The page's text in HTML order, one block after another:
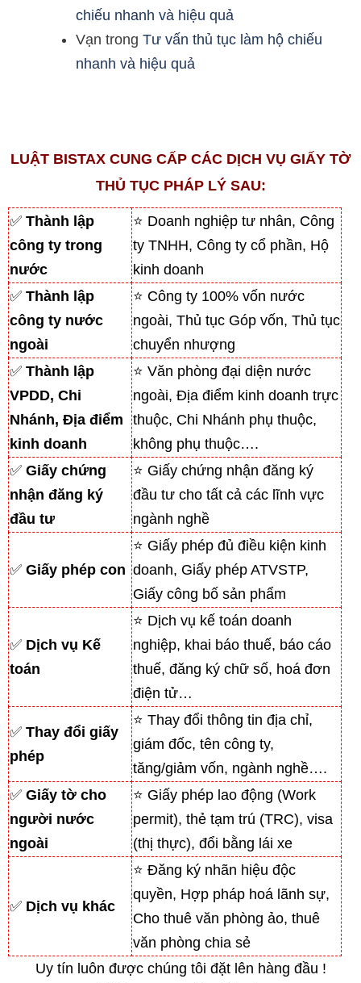
chiếu nhanh và hiệu quả
Vạn trong Tư vấn thủ tục làm hộ chiếu
nhanh và hiệu quả
LUẬT BISTAX CUNG CẤP CÁC DỊCH VỤ GIẤY TỜ
THỦ TỤC PHÁP LÝ SAU:
✅ Thành lập
công ty trong
nước
⭐ Doanh nghiệp tư nhân, Công
ty TNHH, Công ty cổ phần, Hộ
kinh doanh
✅ Thành lập
công ty nước
ngoài
⭐ Công ty 100% vốn nước
ngoài, Thủ tục Góp vốn, Thủ tục
chuyển nhượng
✅ Thành lập
VPDD, Chi
Nhánh, Địa điểm
kinh doanh
⭐ Văn phòng đại diện nước
ngoài, Địa điểm kinh doanh trực
thuộc, Chi Nhánh phụ thuộc,
không phụ thuộc….
✅ Giấy chứng
nhận đăng ký
đầu tư
⭐ Giấy chứng nhận đăng ký
đầu tư cho tất cả các lĩnh vực
ngành nghề
✅ Giấy phép con
⭐ Giấy phép đủ điều kiện kinh
doanh, Giấy phép ATVSTP,
Giấy công bố sản phẩm
✅ Dịch vụ Kế
toán
⭐ Dịch vụ kế toán doanh
nghiệp, khai báo thuế, báo cáo
thuế, đăng ký chữ số, hoá đơn
điện tử…
✅ Thay đổi giấy
phép
⭐ Thay đổi thông tin địa chỉ,
giám đốc, tên công ty,
tăng/giảm vốn, ngành nghề….
✅ Giấy tờ cho
người nước
ngoài
⭐ Giấy phép lao động (Work
permit), thẻ tạm trú (TRC), visa
(thị thực), đổi bằng lái xe
✅ Dịch vụ khác
⭐ Đăng ký nhãn hiệu độc
quyền, Hợp pháp hoá lãnh sự,
Cho thuê văn phòng ảo, thuê
văn phòng chia sẻ
Uy tín luôn được chúng tôi đặt lên hàng đầu !